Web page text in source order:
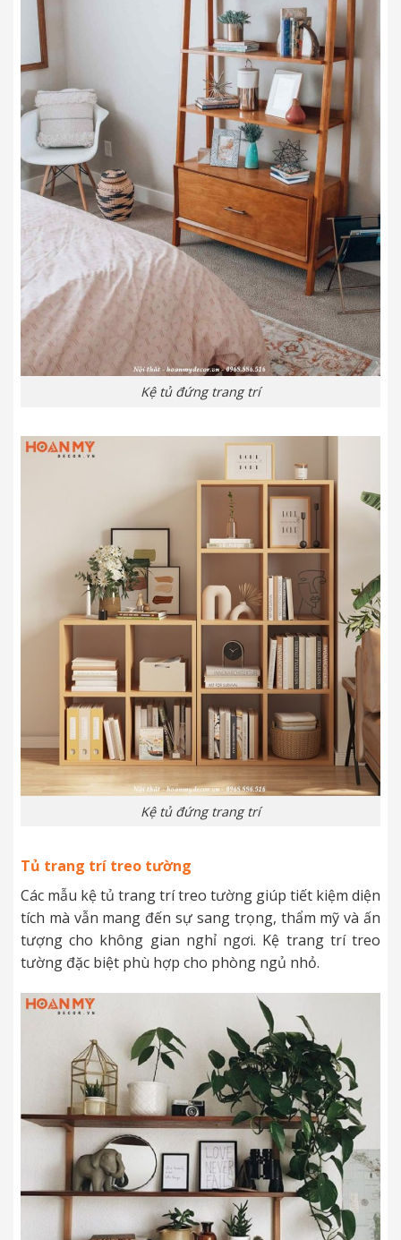
Kệ tủ đứng trang trí
Kệ tủ đứng trang trí
Tủ trang trí treo tường
Các mẫu kệ tủ trang trí treo tường giúp tiết kiệm diện
tích mà vẫn mang đến sự sang trọng, thẩm mỹ và ấn
tượng cho không gian nghỉ ngơi. Kệ trang trí treo
tường đặc biệt phù hợp cho phòng ngủ nhỏ.